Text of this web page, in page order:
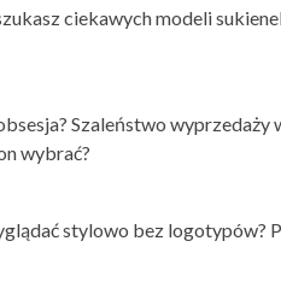
ciekawych modeli
Szaleństwo wyprzedaży
wybrać?
stylowo bez logotypów?